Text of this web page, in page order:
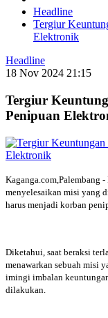
Headline
Tergiur
Elektronik
Headline
18 Nov 2024 21:15
Tergiur
Penipuan
Kaganga.com,Palembang
menyelesaikan misi yang
harus menjadi korban
Diketahui, saat beraksi
menawarkan sebuah misi
imingi imbalan
dilakukan.